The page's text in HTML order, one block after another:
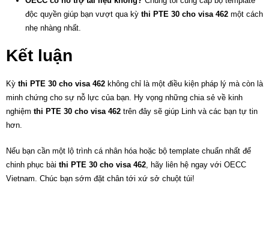
độc quyền giúp bạn vượt qua kỳ thi PTE 30 cho visa 462 một cách
nhẹ nhàng nhất.
Kết luận
Kỳ thi PTE 30 cho visa 462 không chỉ là một điều kiện pháp lý mà còn là
minh chứng cho sự nỗ lực của bạn. Hy vọng những chia sẻ về kinh
nghiệm thi PTE 30 cho visa 462 trên đây sẽ giúp Linh và các bạn tự tin
hơn.
Nếu bạn cần một lộ trình cá nhân hóa hoặc bộ template chuẩn nhất để
chinh phục bài thi PTE 30 cho visa 462, hãy liên hệ ngay với OECC
Vietnam. Chúc bạn sớm đặt chân tới xứ sở chuột túi!